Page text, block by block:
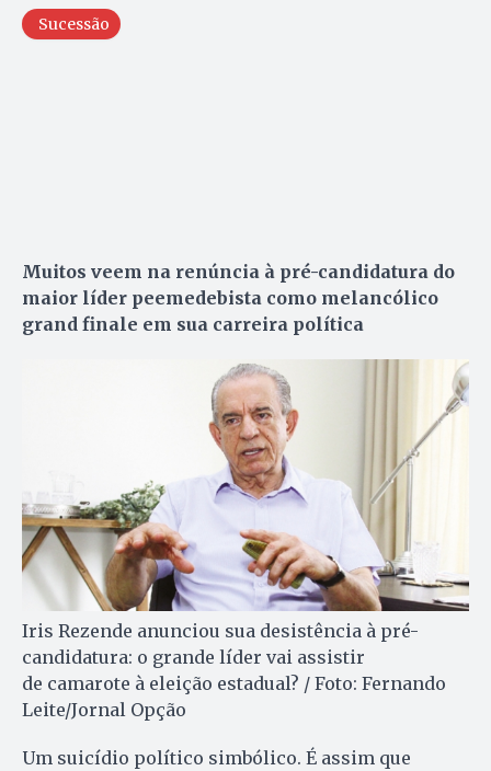
Sucessão
Muitos veem na renúncia à pré-candidatura do
maior líder peemedebista como melancólico
grand finale em sua carreira política
Iris Rezende anunciou sua desistência à pré-
candidatura: o grande líder vai assistir
de camarote à eleição estadual? / Foto: Fernando
Leite/Jornal Opção
Um suicídio político simbólico. É assim que